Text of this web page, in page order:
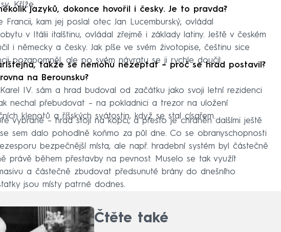
Kříže.
jazyků, dokonce hovořil i česky. Je to pravda?
Francii, kam jej poslal otec Jan Lucemburský, ovládal
v Itálii italštinu, ovládal zřejmě i základy latiny. Ještě v českém
i německy a česky. Jak píše ve svém životopise, češtinu sice
pozapomněl, ale po svém návratu se ji rychle doučil.
takže se nemohu nezeptat – proč se hrad postavil?
na Berounsku?
IV. sám a hrad budoval od začátku jako svoji letní rezidenci
nechal přebudovat – na pokladnici a trezor na uložení
klenotů a říšských svátostin, když se stal císařem.
vybrané – hrad stojí na kopci, a přesto je chráněn dalšími ještě
sem dalo pohodlně koňmo za půl dne. Co se obranyschopnosti
bezpečnější místa, ale např. hradební systém byl částečně
právě během přestavby na pevnost. Muselo se tak využít
a částečně zbudovat předsunuté brány do dnešního
jsou místy patrné dodnes.
Čtěte také